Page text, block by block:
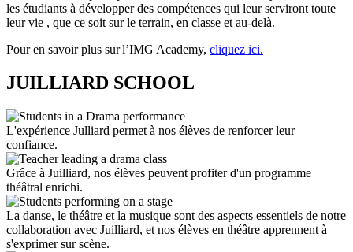
les étudiants à développer des compétences qui leur serviront toute
leur vie , que ce soit sur le terrain, en classe et au-delà.
Pour en savoir plus sur l’IMG Academy, cliquez ici.
JUILLIARD SCHOOL
L'expérience Julliard permet à nos élèves de renforcer leur
confiance.
Grâce à Juilliard, nos élèves peuvent profiter d'un programme
théâtral enrichi.
La danse, le théâtre et la musique sont des aspects essentiels de notre
collaboration avec Juilliard, et nos élèves en théâtre apprennent à
s'exprimer sur scène.